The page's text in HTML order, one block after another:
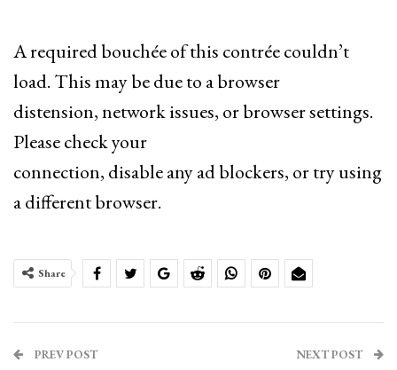
A required bouchée of this contrée couldn’t
load. This may be due to a browser
distension, network issues, or browser settings.
Please check your
connection, disable any ad blockers, or try using
a different browser.
Share
PREV POST NEXT POST